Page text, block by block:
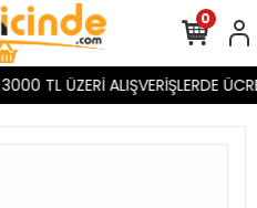
3000 TL ÜZERİ ALIŞVERİŞLERDE
0